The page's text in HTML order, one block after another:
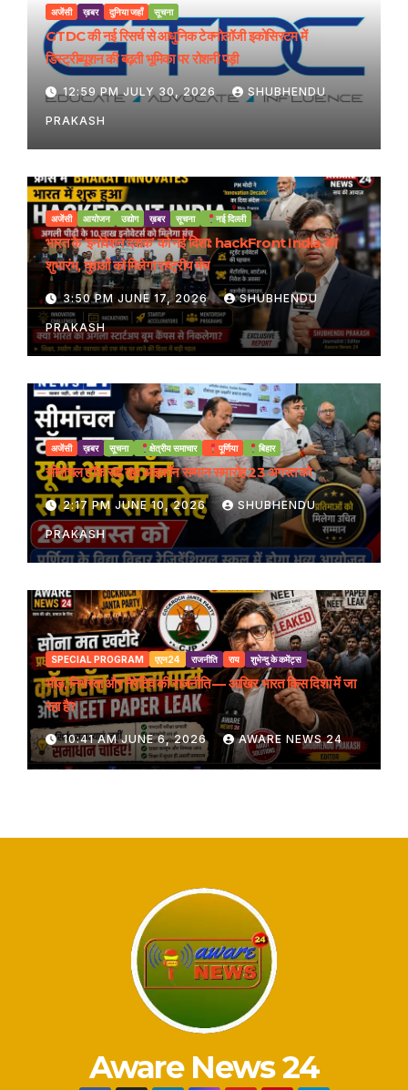
अजेंसी ख़बर दुनिया जहाँ सूचना
GTDC की नई रिसर्च से आधुनिक टेक्नोलॉजी इकोसिस्टम में
डिस्ट्रीब्यूशन की बढ़ती भूमिका पर रोशनी पड़ी
12:59 PM JULY 30, 2026 SHUBHENDU
PRAKASH
अजेंसी आयोजन उद्योग ख़बर सूचना नई दिल्ली
भारत के ‘इनोवेशन दशक’ को नई दिशा: hackFront India का
शुभारंभ, युवाओं को मिलेगा राष्ट्रीय मंच
3:50 PM JUNE 17, 2026 SHUBHENDU
PRAKASH
अजेंसी ख़बर सूचना क्षेत्रीय समाचार पूर्णिया बिहार
सीमांचल टॉक सह यूथ आइकॉन सम्मान समारोह 23 अगस्त को
2:17 PM JUNE 10, 2026 SHUBHENDU
PRAKASH
SPECIAL PROGRAM एएन24 राजनीति राय शुभेन्दु के कमेंट्स
भीड़, निर्भरता और नैरेटिव की राजनीति — आखिर भारत किस दिशा में जा
रहा है?
10:41 AM JUNE 6, 2026 AWARE NEWS 24
Aware News 24